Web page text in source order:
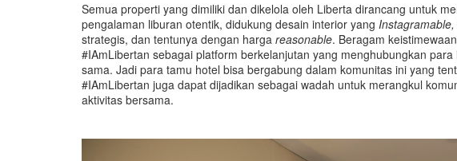
Semua properti yang dimiliki dan dikelola oleh Liberta dirancang untuk
pengalaman liburan otentik, didukung desain interior yang Instagramable,
strategis, dan tentunya dengan harga reasonable. Beragam
#IAmLibertan sebagai platform berkelanjutan yang menghubungkan
sama. Jadi para tamu hotel bisa bergabung dalam komunitas ini yang
#IAmLibertan juga dapat dijadikan sebagai wadah untuk merangkul
aktivitas bersama.